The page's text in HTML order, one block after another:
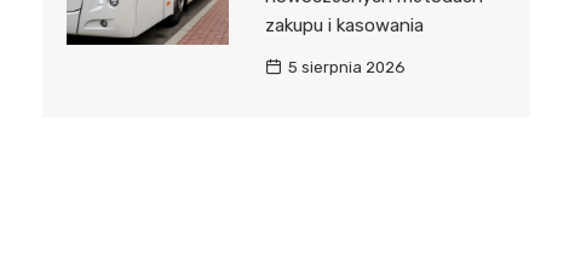
zakupu i kasowania
5 sierpnia 2026